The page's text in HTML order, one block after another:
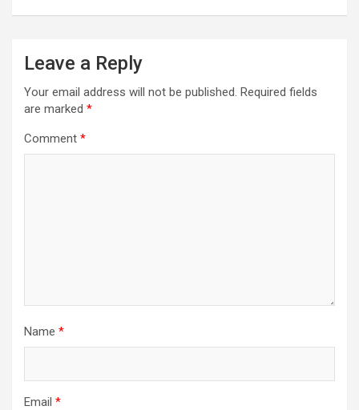
Leave a Reply
Your email address will not be published. Required fields
are marked *
Comment *
Name *
Email *